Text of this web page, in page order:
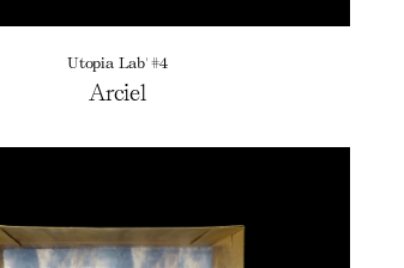
Utopia Lab' #4
Arciel